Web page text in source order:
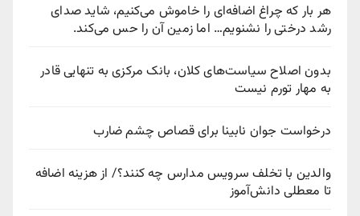
هر بار که چراغ اضافه‌ای را خاموش می‌کنیم، شاید صدای
رشد درختی را نشنویم… اما زمین آن را حس می‌کند.
بدون اصلاح سیاست‌های کلان، بانک مرکزی به تنهایی قادر
به مهار تورم نیست
درخواست جوان نابینا برای قصاص چشم ضارب
والدین با تخلف سرویس مدارس چه کنند؟/ از هزینه اضافه
تا معطلی دانش‌آموز